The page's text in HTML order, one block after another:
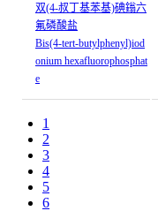
双(4-叔丁基苯基)碘鎓六
氟磷酸盐
Bis(4-tert-butylphenyl)iod
onium hexafluorophosphat
e
1
2
3
4
5
6